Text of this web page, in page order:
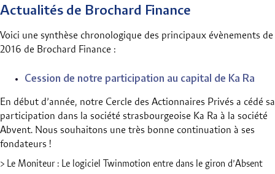
Actualités de Brochard Finance
Voici une synthèse chronologique des principaux évènements de
2016 de Brochard Finance :
Cession de notre participation au capital de Ka Ra
En début d’année, notre Cercle des Actionnaires Privés a cédé sa
participation dans la société strasbourgeoise Ka Ra à la société
Abvent. Nous souhaitons une très bonne continuation à ses
fondateurs !
> Le Moniteur : Le logiciel Twinmotion entre dans le giron d’Absent